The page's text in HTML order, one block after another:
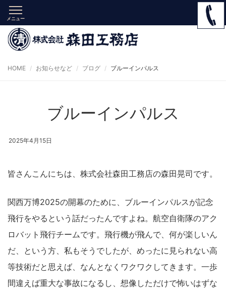
メニュー
HOME お知らせなど ブログ ブルーインパルス
ブルーインパルス
2025年4月15日
皆さんこんにちは、株式会社森田工務店の森田晃司です。
関西万博2025の開幕のために、ブルーインパルスが記念
飛行をやるという話だったんですよね。航空自衛隊のアク
ロバット飛行チームです。飛行機が飛んで、何が楽しいん
だ、という方、私もそうでしたが、めったに見られない高
等技術だと思えば、なんとなくワクワクしてきます。一歩
間違えば重大な事故になるし、想像しただけで怖いはずな